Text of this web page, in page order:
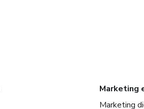
Marketing
Marketing